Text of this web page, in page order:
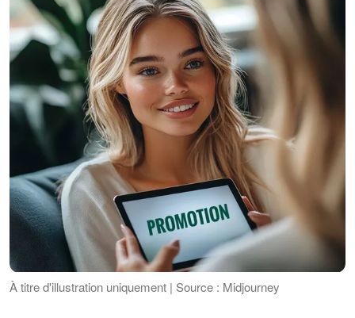
À titre d'illustration uniquement | Source : Midjourney